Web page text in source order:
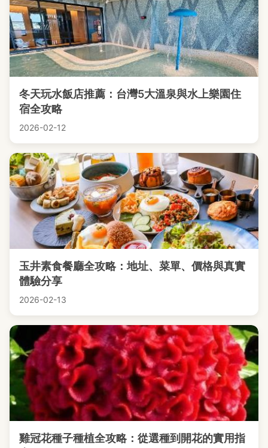
冬天玩水飯店推薦：台灣5大溫泉與水上樂園住
宿全攻略
2026-02-12
玉井素食餐廳全攻略：地址、菜單、價格與真實
體驗分享
2026-02-13
雞冠花種子種植全攻略：從選種到開花的實用指